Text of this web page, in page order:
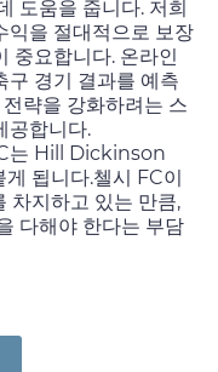
도움을 줍니다. 저희
익을 절대적으로 보장
중요합니다. 온라인
구 경기 결과를 예측
략을 강화하려는 스
공합니다.
는 Hill Dickinson
됩니다.첼시 FC이
차지하고 있는 만큼,
다해야 한다는 부담